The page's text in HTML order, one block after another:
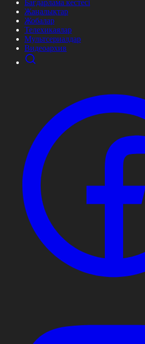
Бағдарлама кестесі
Жаңалықтар
Жобалар
Телехикаялар
Мультсериалдар
Видеоархив